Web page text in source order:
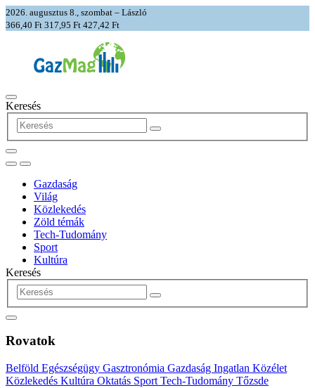
2026. augusztus 8., szombat – László
366,40 Ft 317,95 Ft 427,42 Ft
Keresés
Gazdaság
Világ
Közlekedés
Zöld témák
Tech-Tudomány
Sport
Kultúra
Keresés
Rovatok
Belföld Egészségügy Gasztronómia Gazdaság Ingatlan Közélet
Közlekedés Kultúra Oktatás Sport Tech-Tudomány Tőzsde